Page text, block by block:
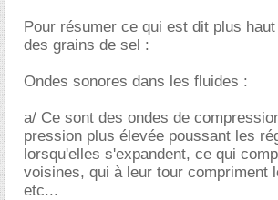
Pour résumer ce qui est dit plus
des grains de sel :
Ondes sonores dans les fluides :
a/ Ce sont des ondes de
pression plus élevée poussant les
lorsqu'elles s'expandent, ce qui
voisines, qui à leur tour compriment
etc...